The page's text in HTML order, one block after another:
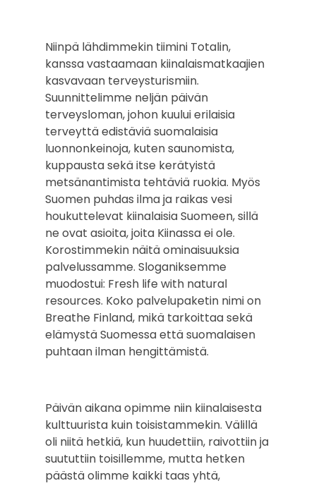
Niinpä lähdimmekin tiimini Totalin,
kanssa vastaamaan kiinalaismatkaajien
kasvavaan terveysturismiin.
Suunnittelimme neljän päivän
terveysloman, johon kuului erilaisia
terveyttä edistäviä suomalaisia
luonnonkeinoja, kuten saunomista,
kuppausta sekä itse kerätyistä
metsänantimista tehtäviä ruokia. Myös
Suomen puhdas ilma ja raikas vesi
houkuttelevat kiinalaisia Suomeen, sillä
ne ovat asioita, joita Kiinassa ei ole.
Korostimmekin näitä ominaisuuksia
palvelussamme. Sloganiksemme
muodostui: Fresh life with natural
resources. Koko palvelupaketin nimi on
Breathe Finland, mikä tarkoittaa sekä
elämystä Suomessa että suomalaisen
puhtaan ilman hengittämistä.
Päivän aikana opimme niin kiinalaisesta
kulttuurista kuin toisistammekin. Välillä
oli niitä hetkiä, kun huudettiin, raivottiin ja
suututtiin toisillemme, mutta hetken
päästä olimme kaikki taas yhtä,